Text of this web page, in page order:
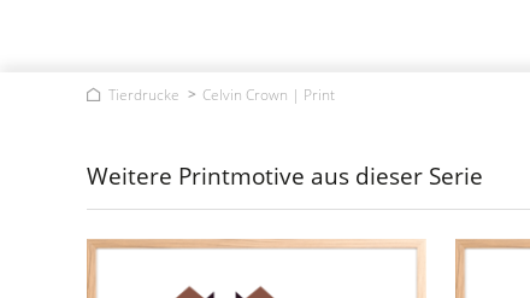
Tierdrucke Celvin Crown | Print
Weitere Printmotive aus dieser Serie